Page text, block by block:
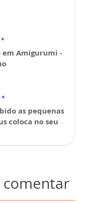
Amigurumi -
as pequenas
coloca no seu